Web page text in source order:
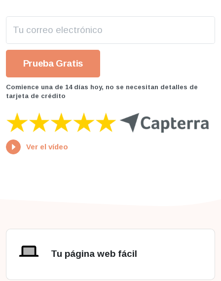
Comience una de 14 días hoy, no se necesitan detalles de
tarjeta de crédito
Ver el vídeo
Tu página web fácil